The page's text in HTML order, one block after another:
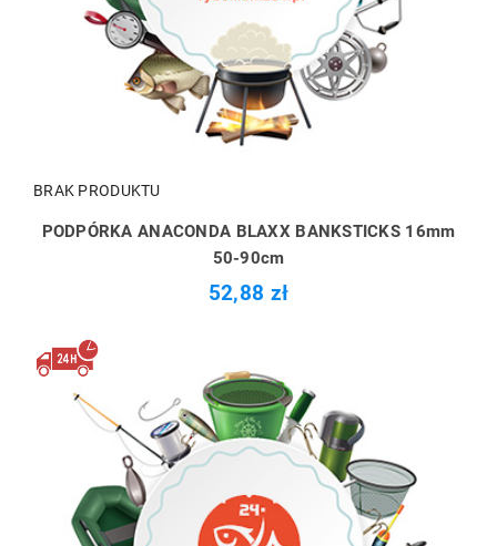
BRAK PRODUKTU
PODPÓRKA ANACONDA BLAXX BANKSTICKS 16mm
50-90cm
52,88 zł